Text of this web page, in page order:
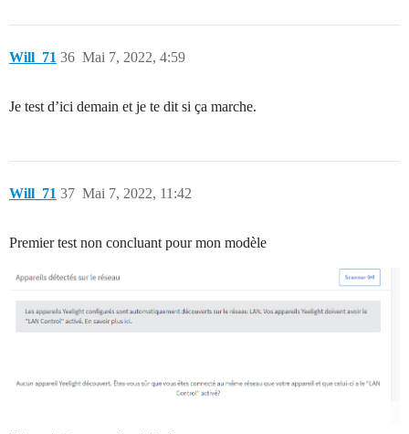
Will_71 Mai 7, 2022, 4:59
36
Je test d’ici demain et je te dit si ça marche.
Will_71 Mai 7, 2022, 11:42
37
Premier test non concluant pour mon modèle